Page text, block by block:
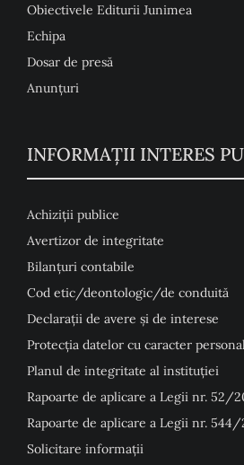
Obiectivele Editurii Junimea
Echipa
Dosar de presă
Anunţuri
INFORMAȚII INTERES
Achiziții publice
Avertizor de integritate
Bilanțuri contabile
Cod etic/deontologic/de conduită
Declarații de avere și de interese
Protecția datelor cu caracter
Planul de integritate al instituției
Rapoarte de aplicare a Legii nr. 52/
Rapoarte de aplicare a Legii nr. 544/
Solicitare informații